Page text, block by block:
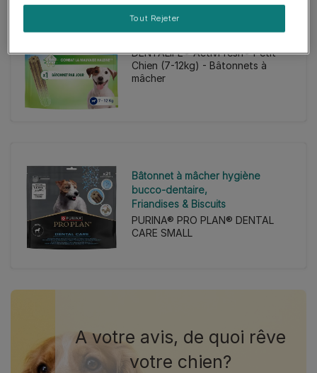
Friandises & Biscuits
DENTALIFE® ActivFresh® Petit
Chien (7-12kg) - Bâtonnets à
mâcher
Bâtonnet à mâcher hygiène
bucco-dentaire
Friandises & Biscuits
PURINA® PRO PLAN® DENTAL
CARE SMALL
A votre avis, de quoi rêve
votre chien?
Tout Rejeter